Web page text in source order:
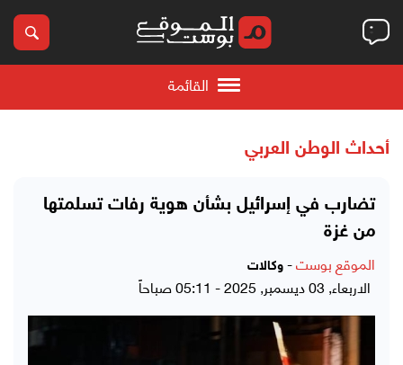
القائمة
أحداث الوطن العربي
تضارب في إسرائيل بشأن هوية رفات تسلمتها
من غزة
الموقع بوست- وكالات
الاربعاء, 03 ديسمبر, 2025 - 05:11 صباحاً